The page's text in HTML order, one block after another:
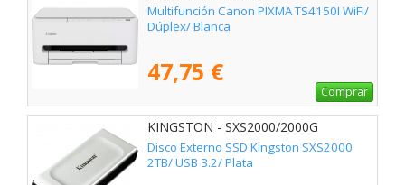
Multifunción Canon PIXMA TS4150I WiFi/
Dúplex/ Blanca
47,75 €
Comprar
KINGSTON - SXS2000/2000G
Disco Externo SSD Kingston SXS2000
2TB/ USB 3.2/ Plata